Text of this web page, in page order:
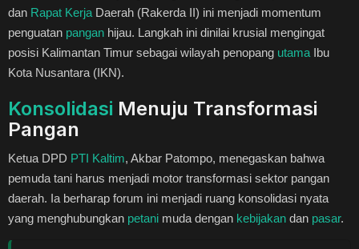
Kuliner
Cerpen
Kolom
Religi
dan Rapat Kerja Daerah (Rakerda II) ini menjadi momentum
penguatan pangan hijau. Langkah ini dinilai krusial mengingat
posisi Kalimantan Timur sebagai wilayah penopang utama Ibu
Kota Nusantara (IKN).
Konsolidasi Menuju Transformasi
Pangan
Ketua DPD PTI Kaltim, Akbar Patompo, menegaskan bahwa
pemuda tani harus menjadi motor transformasi sektor pangan
daerah. Ia berharap forum ini menjadi ruang konsolidasi nyata
yang menghubungkan petani muda dengan kebijakan dan pasar.